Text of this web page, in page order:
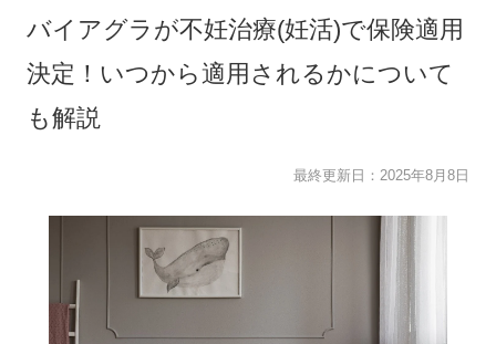
バイアグラが不妊治療(妊活)で保険適用
決定！いつから適用されるかについて
も解説
最終更新日：2025年8月8日